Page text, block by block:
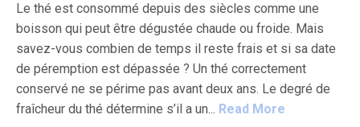
Le thé est consommé depuis des siècles comme une
boisson qui peut être dégustée chaude ou froide. Mais
savez-vous combien de temps il reste frais et si sa date
de péremption est dépassée ? Un thé correctement
conservé ne se périme pas avant deux ans. Le degré de
fraîcheur du thé détermine s’il a un... Read More